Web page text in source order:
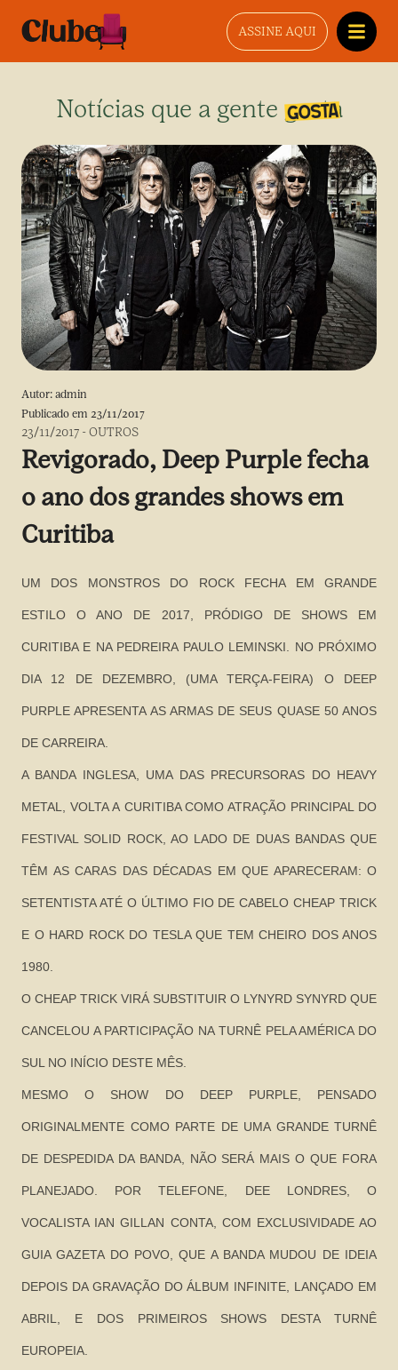
ASSINE AQUI
Notícias que a gente gosta
Autor: admin
Publicado em 23/11/2017
23/11/2017 -OUTROS
Revigorado, Deep Purple fecha
o ano dos grandes shows em
Curitiba
UM DOS MONSTROS DO ROCK FECHA EM GRANDE
ESTILO O ANO DE 2017, PRÓDIGO DE SHOWS EM
CURITIBA E NA PEDREIRA PAULO LEMINSKI. NO PRÓXIMO
DIA 12 DE DEZEMBRO, (UMA TERÇA-FEIRA) O DEEP
PURPLE APRESENTA AS ARMAS DE SEUS QUASE 50 ANOS
DE CARREIRA.
A BANDA INGLESA, UMA DAS PRECURSORAS DO HEAVY
METAL, VOLTA A CURITIBA COMO ATRAÇÃO PRINCIPAL DO
FESTIVAL SOLID ROCK, AO LADO DE DUAS BANDAS QUE
TÊM AS CARAS DAS DÉCADAS EM QUE APARECERAM: O
SETENTISTA ATÉ O ÚLTIMO FIO DE CABELO CHEAP TRICK
E O HARD ROCK DO TESLA QUE TEM CHEIRO DOS ANOS
1980.
O CHEAP TRICK VIRÁ SUBSTITUIR O LYNYRD SYNYRD QUE
CANCELOU A PARTICIPAÇÃO NA TURNÊ PELA AMÉRICA DO
SUL NO INÍCIO DESTE MÊS.
MESMO O SHOW DO DEEP PURPLE, PENSADO
ORIGINALMENTE COMO PARTE DE UMA GRANDE TURNÊ
DE DESPEDIDA DA BANDA, NÃO SERÁ MAIS O QUE FORA
PLANEJADO. POR TELEFONE, DEE LONDRES, O
VOCALISTA IAN GILLAN CONTA, COM EXCLUSIVIDADE AO
GUIA GAZETA DO POVO, QUE A BANDA MUDOU DE IDEIA
DEPOIS DA GRAVAÇÃO DO ÁLBUM INFINITE, LANÇADO EM
ABRIL, E DOS PRIMEIROS SHOWS DESTA TURNÊ
EUROPEIA.